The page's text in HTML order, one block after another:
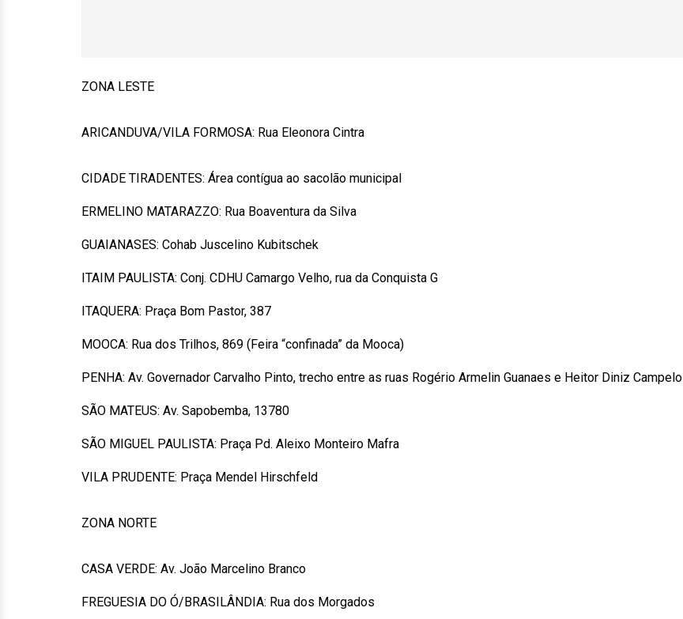
ZONA LESTE
ARICANDUVA/VILA FORMOSA: Rua Eleonora Cintra
CIDADE TIRADENTES: Área contígua ao sacolão municipal
ERMELINO MATARAZZO: Rua Boaventura da Silva
GUAIANASES: Cohab Juscelino Kubitschek
ITAIM PAULISTA: Conj. CDHU Camargo Velho, rua da Conquista G
ITAQUERA: Praça Bom Pastor, 387
MOOCA: Rua dos Trilhos, 869 (Feira “confinada” da Mooca)
PENHA: Av. Governador Carvalho Pinto, trecho entre as ruas Rogério Armelin Guanaes e Heitor Diniz Campelo
SÃO MATEUS: Av. Sapobemba, 13780
SÃO MIGUEL PAULISTA: Praça Pd. Aleixo Monteiro Mafra
VILA PRUDENTE: Praça Mendel Hirschfeld
ZONA NORTE
CASA VERDE: Av. João Marcelino Branco
FREGUESIA DO Ó/BRASILÂNDIA: Rua dos Morgados